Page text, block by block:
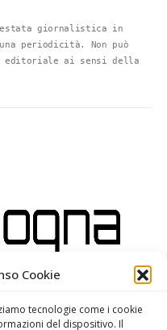
Cookie
tecnologie come i cookie
del dispositivo. Il
testata giornalistica in
periodicità. Non può
editoriale ai sensi della